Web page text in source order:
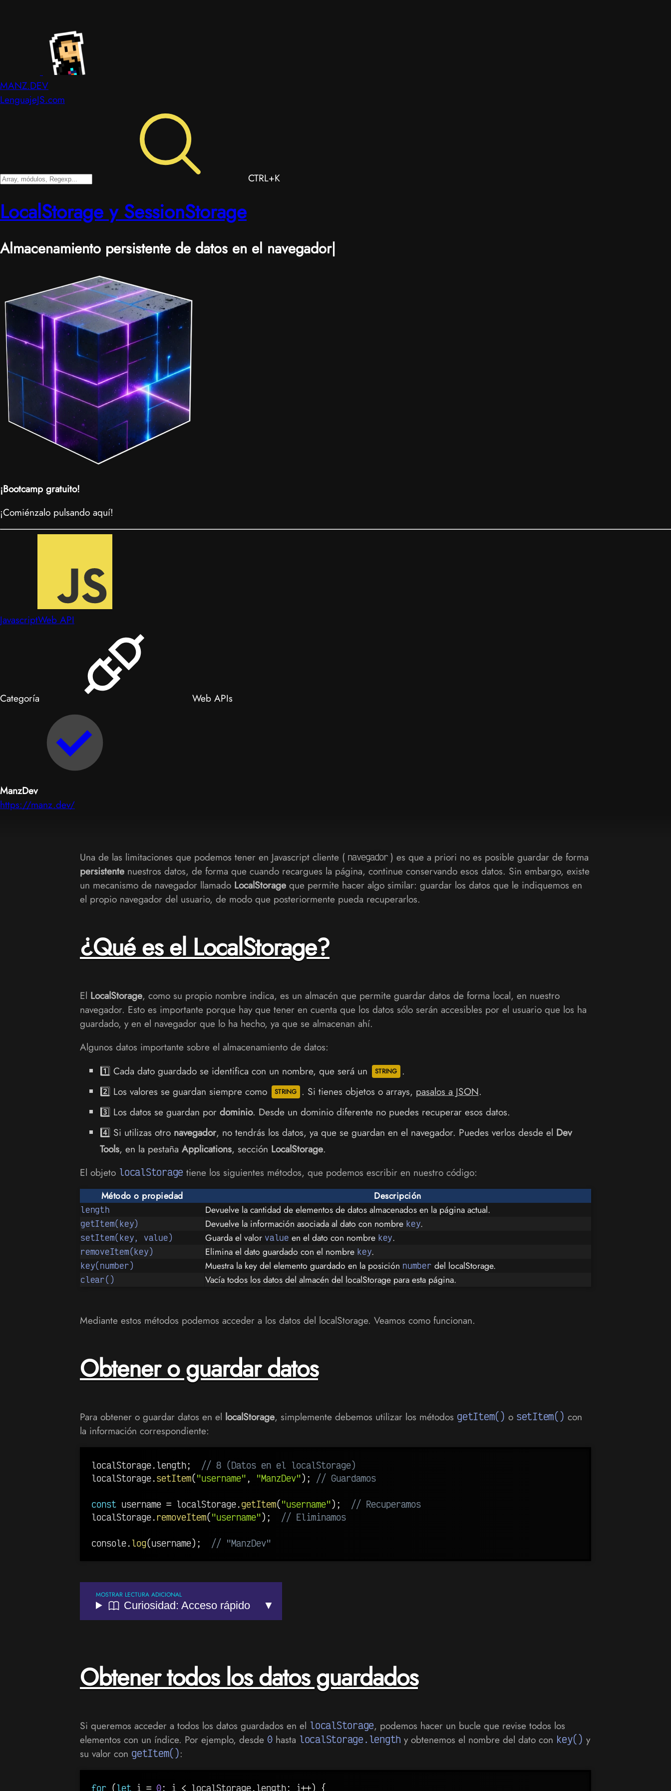
MANZ.DEV
LenguajeJS.com
CTRL+K
LocalStorage y SessionStorage
Almacenamiento persistente de datos en el navegador
¡Bootcamp gratuito!
¡Comiénzalo pulsando aquí!
JavascriptWeb API
Categoría Web APIs
ManzDev
https://manz.dev/
Una de las limitaciones que podemos tener en Javascript cliente ( navegador ) es que a priori no es posible guardar de forma
persistente nuestros datos, de forma que cuando recargues la página, continue conservando esos datos. Sin embargo, existe
un mecanismo de navegador llamado LocalStorage que permite hacer algo similar: guardar los datos que le indiquemos en
el propio navegador del usuario, de modo que posteriormente pueda recuperarlos.
¿Qué es el LocalStorage?
El LocalStorage, como su propio nombre indica, es un almacén que permite guardar datos de forma local, en nuestro
navegador. Esto es importante porque hay que tener en cuenta que los datos sólo serán accesibles por el usuario que los ha
guardado, y en el navegador que lo ha hecho, ya que se almacenan ahí.
Algunos datos importante sobre el almacenamiento de datos:
1️⃣ Cada dato guardado se identifica con un nombre, que será un
.
2️⃣ Los valores se guardan siempre como
. Si tienes objetos o arrays, pasalos a JSON.
3️⃣ Los datos se guardan por dominio. Desde un dominio diferente no puedes recuperar esos datos.
4️⃣ Si utilizas otro navegador, no tendrás los datos, ya que se guardan en el navegador. Puedes verlos desde el Dev
Tools, en la pestaña Applications, sección LocalStorage.
El objeto localStorage tiene los siguientes métodos, que podemos escribir en nuestro código:
Método o propiedad Descripción
length Devuelve la cantidad de elementos de datos almacenados en la página actual.
getItem(key) Devuelve la información asociada al dato con nombre key.
setItem(key, value) Guarda el valor value en el dato con nombre key.
removeItem(key) Elimina el dato guardado con el nombre key.
key(number) Muestra la key del elemento guardado en la posición number del localStorage.
clear() Vacía todos los datos del almacén del localStorage para esta página.
Mediante estos métodos podemos acceder a los datos del localStorage. Veamos como funcionan.
Obtener o guardar datos
Para obtener o guardar datos en el localStorage, simplemente debemos utilizar los métodos getItem() o setItem() con
la información correspondiente:
localStorage. length;
// 8 (Datos en el localStorage)
localStorage.setItem("username" , "ManzDev") ; // Guardamos
const username = localStorage.getItem("username") ;
// Recuperamos
localStorage.removeItem("username") ; // Eliminamos
console. log(username) ; // "ManzDev"
Curiosidad: Acceso rápido
Obtener todos los datos guardados
Si queremos acceder a todos los datos guardados en el localStorage, podemos hacer un bucle que revise todos los
elementos con un índice. Por ejemplo, desde 0hasta localStorage.length y obtenemos el nombre del dato con key() y
su valor con getItem():
for (let i = 0; i < localStorage. length; i++) {